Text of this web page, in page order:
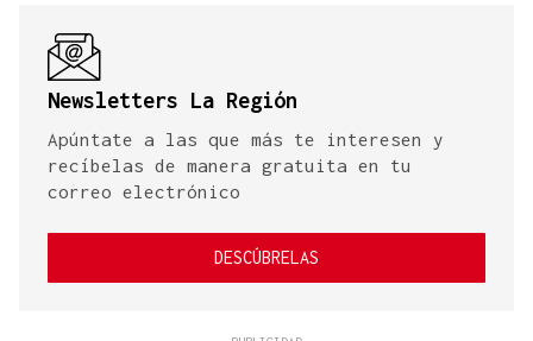
Newsletters La Región
Apúntate a las que más te interesen y
recíbelas de manera gratuita en tu
correo electrónico
DESCÚBRELAS